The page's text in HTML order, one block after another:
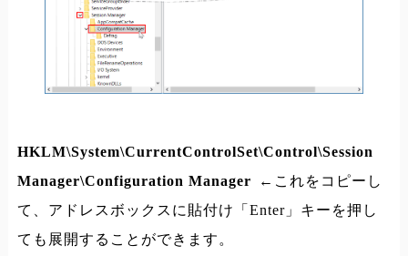
HKLM\System\CurrentControlSet\Control\Session
Manager\Configuration Manager
←これをコピーし
て、アドレスボックスに貼付け「Enter」キーを押し
ても展開することができます。